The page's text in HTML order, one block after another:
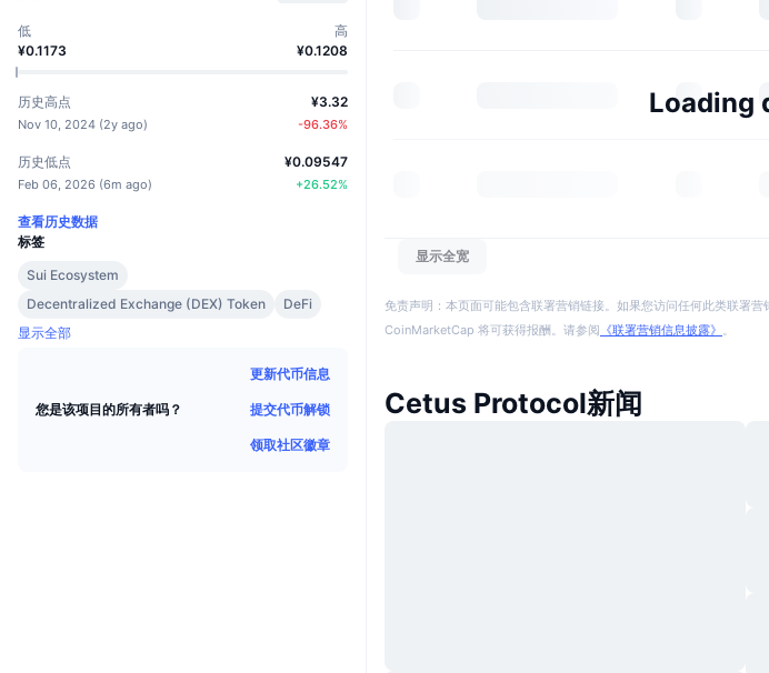
低
¥0.1173
高
¥0.1208
历史高点
Nov 10, 2024 (2y ago)
¥3.32
-96.36%
历史低点
Feb 06, 2026 (6m ago)
¥0.09547
+26.52%
查看历史数据
标签
Sui Ecosystem
Decentralized Exchange (DEX) Token
DeFi
显示全部
您是该项目的所有者吗？
更新代币信息
提交代币解锁
领取社区徽章
Loading
显示全宽
免责声明：本页面可能包含联署营销链接。如果您访问任何此类联署
CoinMarketCap 将可获得报酬。请参阅 《联署营销信息披露》 。
Cetus Protocol新闻